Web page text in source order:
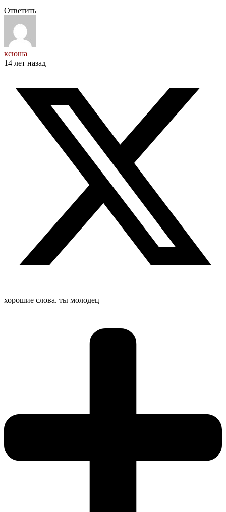
Ответить
ксюша
14 лет назад
хорошие слова. ты молодец